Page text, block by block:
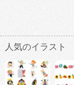
人気のイラスト